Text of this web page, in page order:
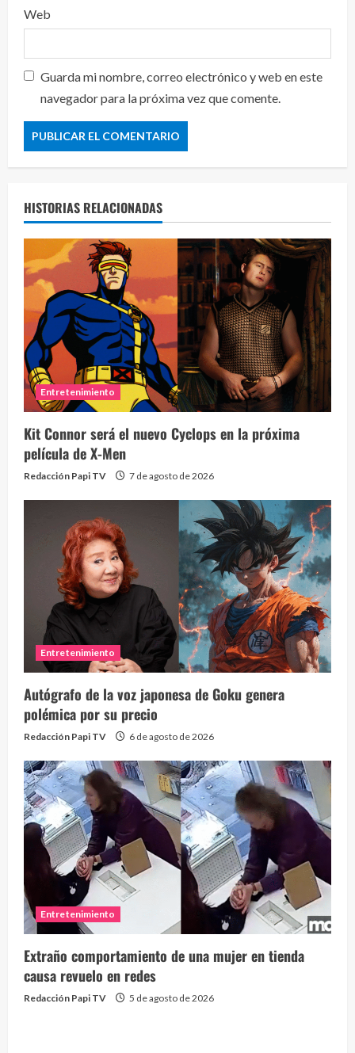
Web
Guarda mi nombre, correo electrónico y web en este
navegador para la próxima vez que comente.
HISTORIAS RELACIONADAS
Entretenimiento
Kit Connor será el nuevo Cyclops en la próxima
película de X-Men
Redacción Papi TV 7 de agosto de 2026
Entretenimiento
Autógrafo de la voz japonesa de Goku genera
polémica por su precio
Redacción Papi TV 6 de agosto de 2026
Entretenimiento
Extraño comportamiento de una mujer en tienda
causa revuelo en redes
Redacción Papi TV 5 de agosto de 2026